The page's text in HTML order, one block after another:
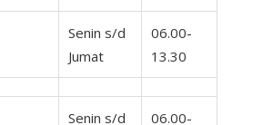
Senin s/d
Jumat
06.00-
13.30
Senin s/d
06.00-